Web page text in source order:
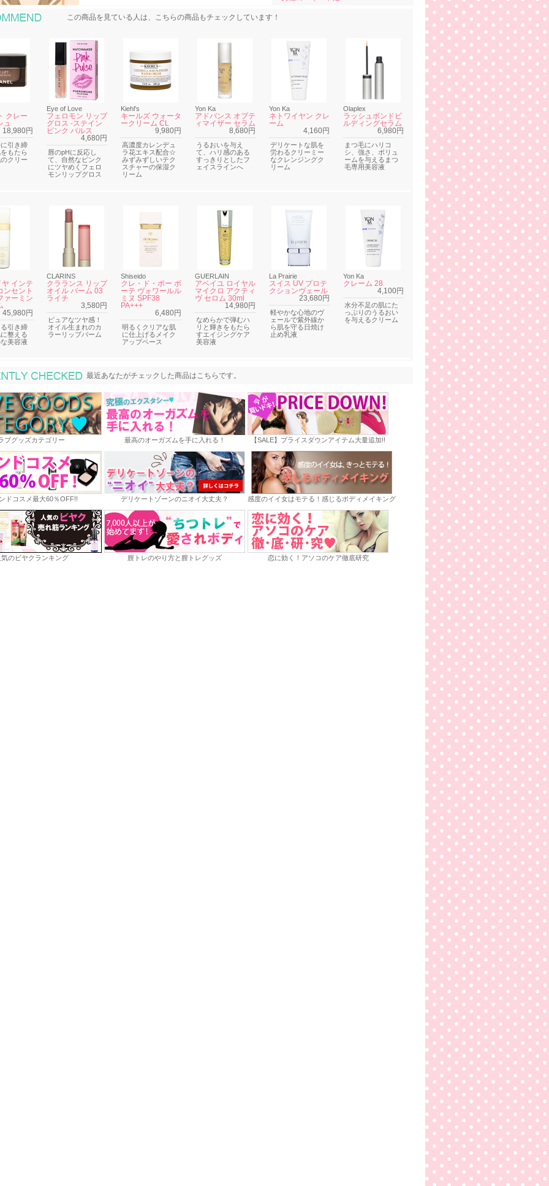
おすすめ商品
この商品を見ている人は、こちらの商品もチェックしています！
クレー
ュ
18,980円
引き締
もたら
クリー
Eye of Love
フェロモン リップ
グロス -ステイン
ピンク パルス
4,680円
唇のpHに反応し
て、自然なピンク
にツヤめくフェロ
モンリップグロス
Kiehl's
キールズ ウォータ
ークリーム CL
9,980円
高濃度カレンデュ
ラ花エキス配合☆
みずみずしいテク
スチャーの保湿ク
リーム
Yon Ka
アドバンス オプテ
ィマイザー セラム
8,680円
うるおいを与え
て、ハリ感のある
すっきりとしたフ
ェイスラインへ
Yon Ka
ネトワイヤン クレ
ーム
4,160円
デリケートな肌を
労わるクリーミー
なクレンジングク
リーム
Olaplex
ラッシュボンドビ
ルディングセラム
6,980円
まつ毛にハリコ
シ、強さ、ボリュ
ームを与えるまつ
毛専用美容液
インテ
ンセント
ァーミン
45,980円
引き締
整える
美容液
CLARINS
クラランス リップ
オイル バーム 03
ライチ
3,580円
ピュアなツヤ感！
オイル生まれのカ
ラーリップバーム
Shiseido
クレ・ド・ポー ボ
ーテ ヴォワールル
ミヌ SPF38
PA+++
6,480円
明るくクリアな肌
に仕上げるメイク
アップベース
GUERLAIN
アベイユ ロイヤル
マイクロ アクティ
ヴ セロム 30ml
14,980円
なめらかで弾むハ
リと輝きをもたら
すエイジングケア
美容液
La Prairie
スイス UV プロテ
クションヴェール
23,680円
軽やかな心地のヴ
ェールで紫外線か
ら肌を守る日焼け
止め乳液
Yon Ka
クレーム 28
4,100円
水分不足の肌にた
っぷりのうるおい
を与えるクリーム
最近あなたがチェックした商品
最近あなたがチェックした商品はこちらです。
ブグッズカテゴリー 最高のオーガズムを手に入れる！ 【SALE】プライスダウンアイテム大量追加!!
ドコスメ最大60％OFF!! デリケートゾーンのニオイ大丈夫？ 感度のイイ女はモテる！感じるボディメイキング
のビヤクランキング 膣トレのやり方と膣トレグッズ 恋に効く！アソコのケア徹底研究